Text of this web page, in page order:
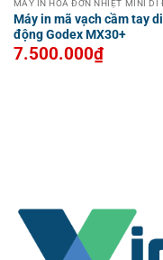
Máy in mã vạch cầm tay di
động Godex MX30+
7.500.000₫